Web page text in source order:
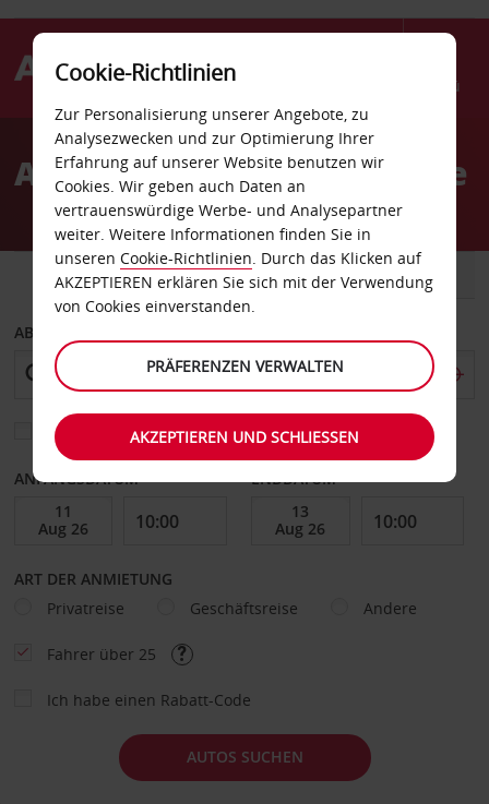
Menü
AvisAutovermietung Lephalale
FAHRZEUG TRANSPORTER
ABHOLEN VON
Eine andere Rückgabestation auswählen
ANFANGSDATUM ENDDATUM
ART DER ANMIETUNG
Privatreise
Geschäftsreise Andere
Fahrer über 25
Ich habe einen Rabatt-Code
AUTOS SUCHEN
Cookie-Richtlinien
Zur Personalisierung unserer Angebote, zu
Analysezwecken und zur Optimierung Ihrer
Erfahrung auf unserer Website benutzen wir
Cookies. Wir geben auch Daten an
vertrauenswürdige Werbe- und Analysepartner
weiter. Weitere Informationen finden Sie in
unseren Cookie-Richtlinien. Durch das Klicken auf
AKZEPTIEREN erklären Sie sich mit der Verwendung
von Cookies einverstanden.
PRÄFERENZEN VERWALTEN
AKZEPTIEREN UND SCHLIESSEN